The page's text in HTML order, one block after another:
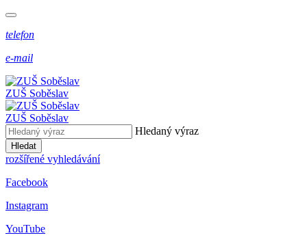
telefon
e-mail
ZUŠ Soběslav
ZUŠ Soběslav
Hledaný výraz
Hledat
rozšířené vyhledávání
Facebook
Instagram
YouTube